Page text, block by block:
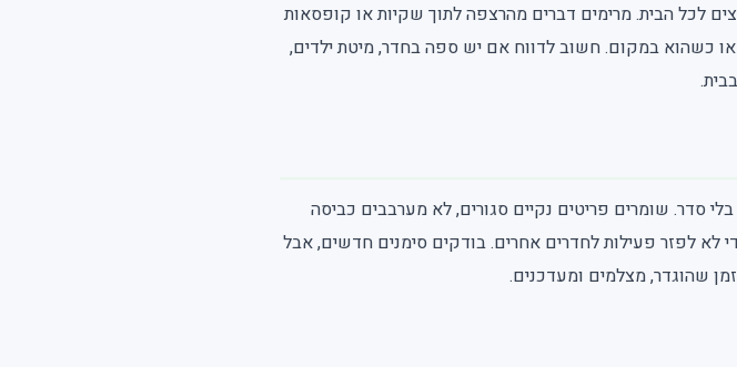
לכל הבית. מרימים דברים מהרצפה לתוך שקיות או קופסאות
כשהוא במקום. חשוב לדווח אם יש ספה בחדר, מיטת ילדים,
סדר. שומרים פריטים נקיים סגורים, לא מערבבים כביסה
לא לפזר פעילות לחדרים אחרים. בודקים סימנים חדשים, אבל
שהוגדר, מצלמים ומעדכנים.